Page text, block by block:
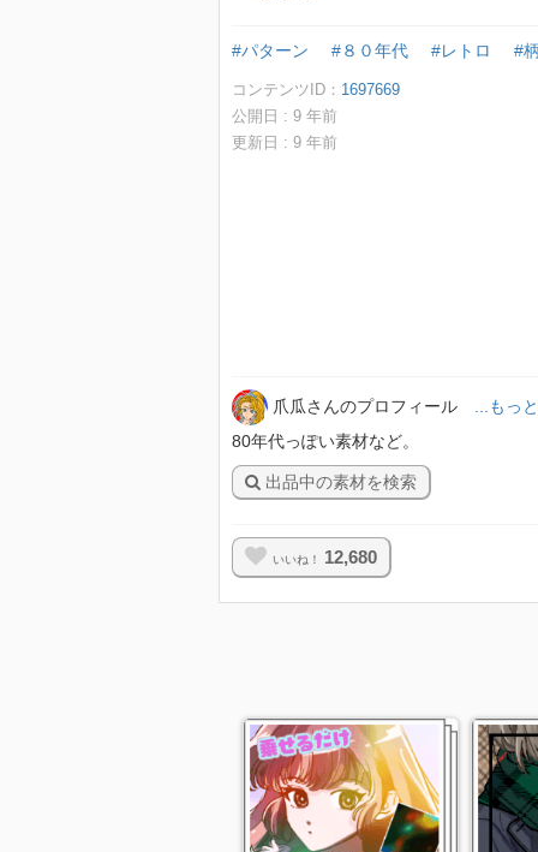
#パターン #８０年代 #レトロ #
コンテンツID： 1697669
公開日 : 9 年前
更新日 : 9 年前
爪瓜さんのプロフィール
...もっ
80年代っぽい素材など。
出品中の素材を検索
いいね！ 12,680